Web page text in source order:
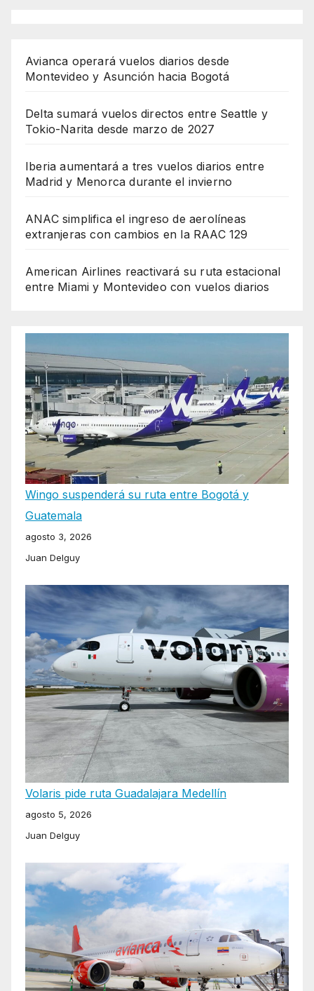
Avianca operará vuelos diarios desde
Montevideo y Asunción hacia Bogotá
Delta sumará vuelos directos entre Seattle y
Tokio-Narita desde marzo de 2027
Iberia aumentará a tres vuelos diarios entre
Madrid y Menorca durante el invierno
ANAC simplifica el ingreso de aerolíneas
extranjeras con cambios en la RAAC 129
American Airlines reactivará su ruta estacional
entre Miami y Montevideo con vuelos diarios
Wingo suspenderá su ruta entre Bogotá y
Guatemala
agosto 3, 2026
Juan Delguy
Volaris pide ruta Guadalajara Medellín
agosto 5, 2026
Juan Delguy